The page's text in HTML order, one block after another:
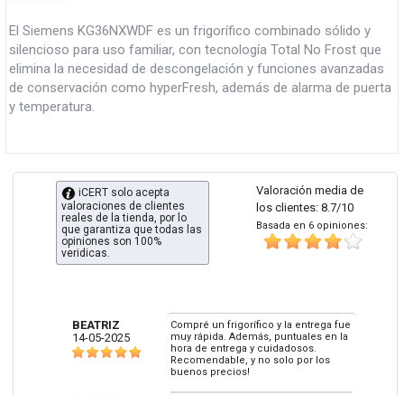
El Siemens KG36NXWDF es un frigorífico combinado sólido y
silencioso para uso familiar, con tecnología Total No Frost que
elimina la necesidad de descongelación y funciones avanzadas
de conservación como hyperFresh, además de alarma de puerta
y temperatura.
Valoración media de
los clientes: 8.7/10
Basada en 6 opiniones:
iCERT solo acepta
valoraciones de clientes
reales de la tienda, por lo
que garantiza que todas las
opiniones son 100%
veridicas.
BEATRIZ
14-05-2025
Compré un frigorífico y la entrega fue
muy rápida. Además, puntuales en la
hora de entrega y cuidadosos.
Recomendable, y no solo por los
buenos precios!